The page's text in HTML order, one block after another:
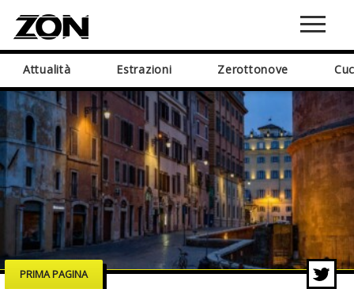
Attualità Estrazioni Zerottonove
PRIMA PAGINA